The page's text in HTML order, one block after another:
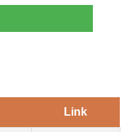
Link